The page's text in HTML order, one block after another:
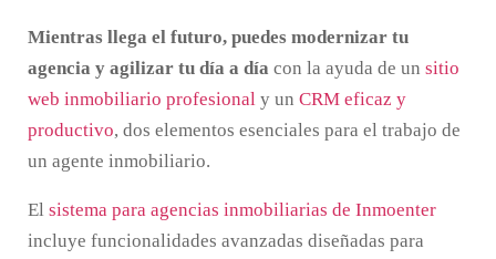
Mientras llega el futuro, puedes modernizar tu
agencia y agilizar tu día a día con la ayuda de un sitio
web inmobiliario profesional y un CRM eficaz y
productivo, dos elementos esenciales para el trabajo de
un agente inmobiliario.
El sistema para agencias inmobiliarias de Inmoenter
incluye funcionalidades avanzadas diseñadas para